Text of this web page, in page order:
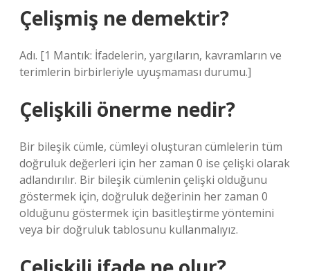
Çelişmiş ne demektir?
Adı. [1 Mantık: İfadelerin, yargıların, kavramların ve
terimlerin birbirleriyle uyuşmaması durumu.]
Çelişkili önerme nedir?
Bir bileşik cümle, cümleyi oluşturan cümlelerin tüm
doğruluk değerleri için her zaman 0 ise çelişki olarak
adlandırılır. Bir bileşik cümlenin çelişki olduğunu
göstermek için, doğruluk değerinin her zaman 0
olduğunu göstermek için basitleştirme yöntemini
veya bir doğruluk tablosunu kullanmalıyız.